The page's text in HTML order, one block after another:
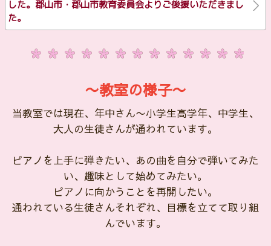
した。郡山市・郡山市教育委員会よりご後援いただきまし
た。
〜教室の様子〜
当教室では現在、年中さん〜小学生高学年、中学生、
大人の生徒さんが通われています。
ピアノを上手に弾きたい、あの曲を自分で弾いてみた
い、趣味として始めてみたい。
ピアノに向かうことを再開したい。
通われている生徒さんそれぞれ、目標を立てて取り組
んでいます。